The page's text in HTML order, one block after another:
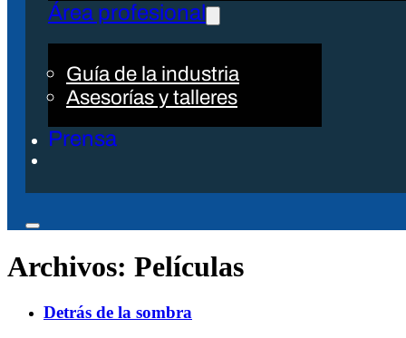
Área profesional
Guía de la industria
Asesorías y talleres
Prensa
Archivos: Películas
Detrás de la sombra